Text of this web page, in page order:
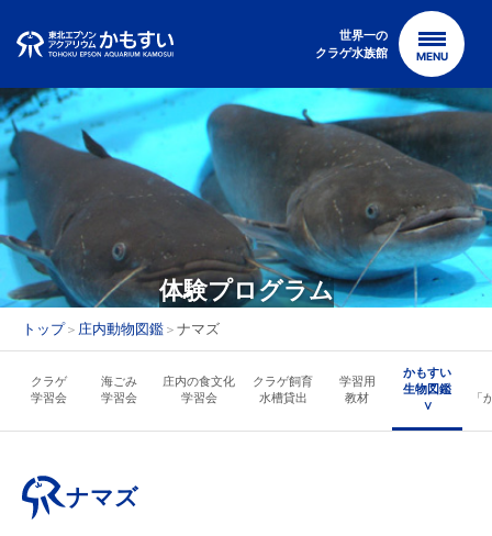
content
世界一の
クラゲ水族館
MENU
体験プログラム
トップ＞ 庄内動物図鑑 ＞ ナマズ
クラゲ
学習会
海ごみ
学習会
庄内の食文化
学習会
クラゲ飼育
水槽貸出
学習用
教材
かもすい
生物図鑑
「
ナマズ